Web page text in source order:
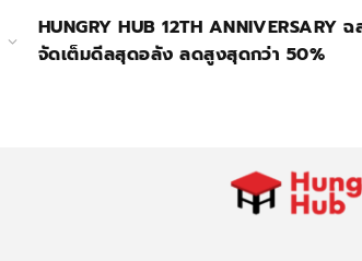
HUNGRY HUB 12TH ANNIVERSARY
จัดเต็มดีลสุดอลัง ลดสูงสุดกว่า 50%